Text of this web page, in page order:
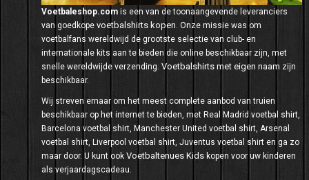
Voetbaleshop.com is een van de toonaangevende leveranciers
van goedkope voetbalshirts kopen. Onze missie was om
voetbalfans wereldwijd de grootste selectie van club- en
internationale kits aan te bieden die online beschikbaar zijn, met
snelle wereldwijde verzending. Voetbalshirts met eigen naam zijn
beschikbaar.
Wij streven ernaar om het meest complete aanbod van truien
beschikbaar op het internet te bieden, met Real Madrid voetbal shirt,
Barcelona voetbal shirt, Manchester United voetbal shirt, Arsenal
voetbal shirt, Liverpool voetbal shirt, Juventus voetbal shirt en ga zo
maar door. U kunt ook Voetbaltenues Kids kopen voor uw kinderen
als verjaardagscadeau.